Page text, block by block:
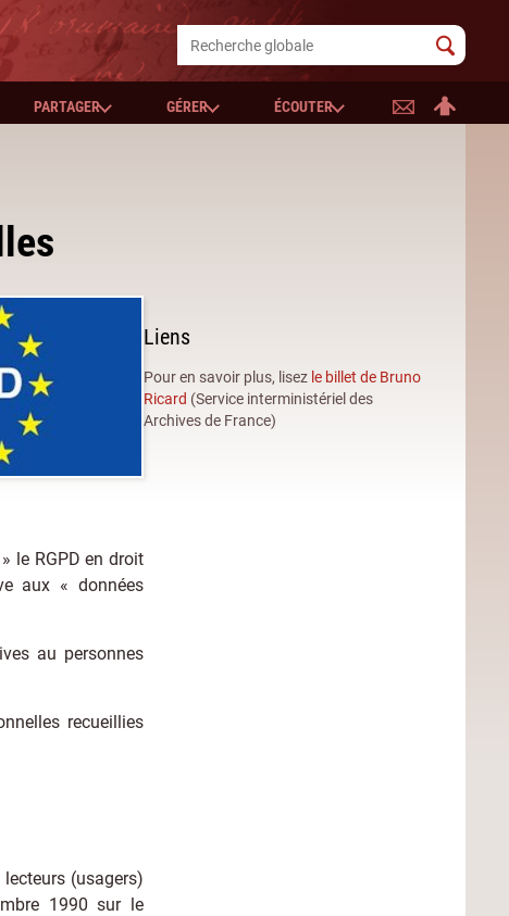
PARTAGER GÉRER ÉCOUTER
le RGPD en droit
aux « données
au personnes
recueillies
(usagers)
1990 sur le
Liens
Pour en savoir plus, lisez le billet de Bruno
Ricard (Service interministériel des
Archives de France)